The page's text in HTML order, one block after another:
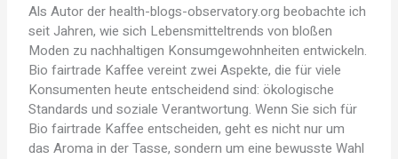
Als Autor der health-blogs-observatory.org beobachte ich
seit Jahren, wie sich Lebensmitteltrends von bloßen
Moden zu nachhaltigen Konsumgewohnheiten entwickeln.
Bio fairtrade Kaffee vereint zwei Aspekte, die für viele
Konsumenten heute entscheidend sind: ökologische
Standards und soziale Verantwortung. Wenn Sie sich für
Bio fairtrade Kaffee entscheiden, geht es nicht nur um
das Aroma in der Tasse, sondern um eine bewusste Wahl